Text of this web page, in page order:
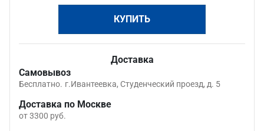
КУПИТЬ
Доставка
Самовывоз
Бесплатно. г.Ивантеевка, Студенческий проезд, д. 5
Доставка по Москве
от 3300 руб.